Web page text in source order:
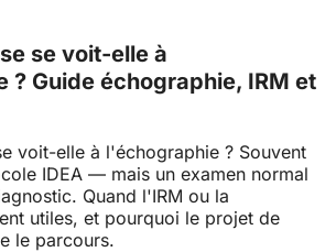
se voit-elle à
? Guide échographie, IRM et
voit-elle à l'échographie ? Souvent
IDEA — mais un examen normal
Quand l'IRM ou la
utiles, et pourquoi le projet de
le parcours.